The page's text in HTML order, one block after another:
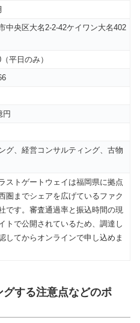
中央区大名2-2-42ケイワン大名402
平日のみ）
円
グ、経営コンサルティング、古物
ストゲートウェイは福岡県に拠点
圏までシェアを広げているファク
です。審査通過率と振込時間の現
トで公開されているため、調達し
してからオンラインで申し込めま
する注意点などのポ